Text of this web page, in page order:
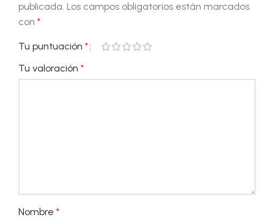
publicada. Los campos obligatorios están marcados
con *
Tu puntuación *
Tu valoración *
Nombre *